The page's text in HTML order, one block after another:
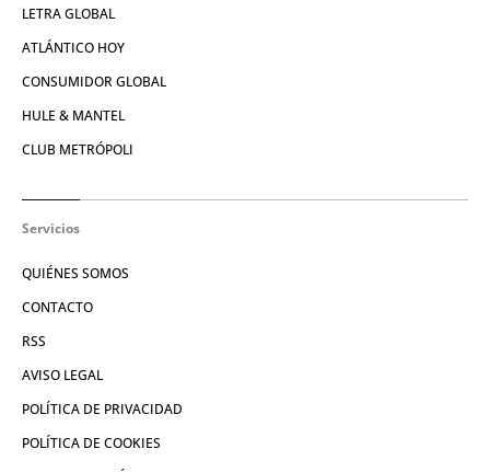
LETRA GLOBAL
ATLÁNTICO HOY
CONSUMIDOR GLOBAL
HULE & MANTEL
CLUB METRÓPOLI
Servicios
QUIÉNES SOMOS
CONTACTO
RSS
AVISO LEGAL
POLÍTICA DE PRIVACIDAD
POLÍTICA DE COOKIES